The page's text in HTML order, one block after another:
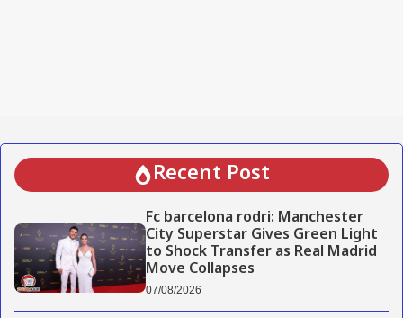
Recent Post
Fc barcelona rodri: Manchester
City Superstar Gives Green Light
to Shock Transfer as Real Madrid
Move Collapses
07/08/2026